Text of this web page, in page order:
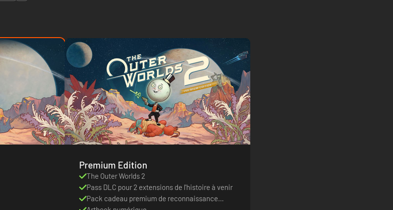
Premium Edition
The Outer Worlds 2
Pass DLC pour 2 extensions de l'histoire à venir
Pack cadeau premium de reconnaissance